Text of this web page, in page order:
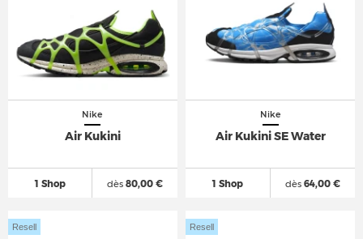
Nike
Air Kukini
1 Shop dès80,00 €
Nike
Air Kukini SE Water
1 Shop dès64,00 €
Resell Resell